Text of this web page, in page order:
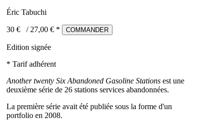
Éric Tabuchi
30 € / 27,00 € * COMMANDER
Edition signée
* Tarif adhérent
Another twenty Six Abandoned Gasoline Stations est une
deuxième série de 26 stations services abandonnées.
La première série avait été publiée sous la forme d'un
portfolio en 2008.